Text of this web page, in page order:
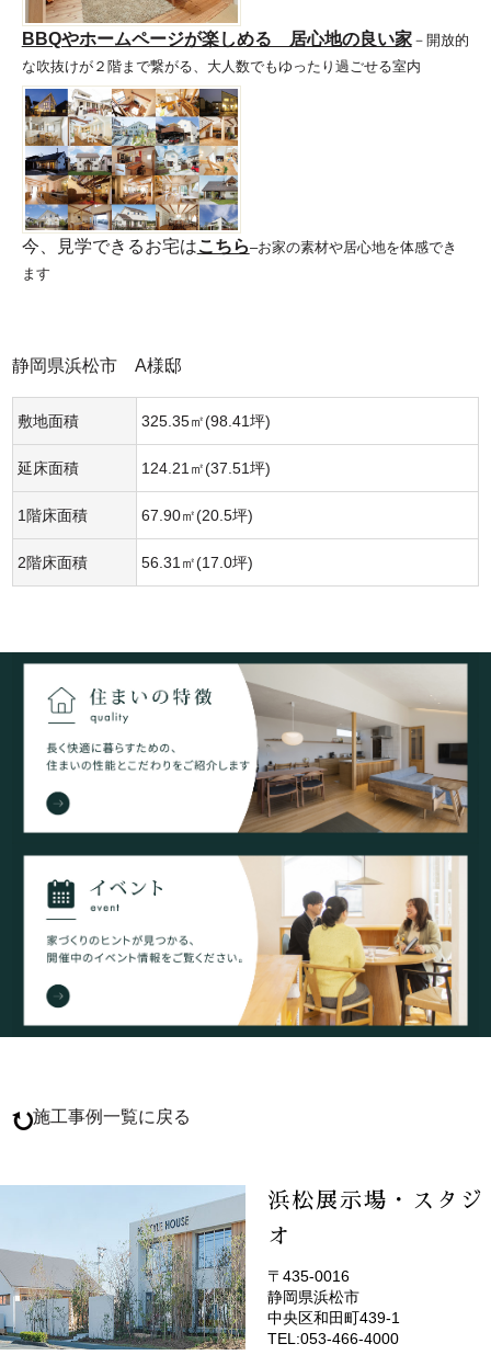
BBQやホームページが楽しめる 居心地の良い家－開放的
な吹抜けが２階まで繋がる、大人数でもゆったり過ごせる室内
今、見学できるお宅はこちら–お家の素材や居心地を体感でき
ます
静岡県浜松市 A様邸
敷地面積 325.35㎡(98.41坪)
延床面積 124.21㎡(37.51坪)
1階床面積 67.90㎡(20.5坪)
2階床面積 56.31㎡(17.0坪)
施工事例一覧に戻る
浜松展示場・スタジ
オ
(EMOTOP浜松)
〒435-0016
静岡県浜松市
中央区和田町439-1
TEL:053-466-4000